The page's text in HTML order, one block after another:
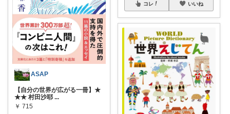
ASAP
【自分の世界が広がる一冊】★
★★ 村田沙耶 ...
￥ 715
コレ いいね